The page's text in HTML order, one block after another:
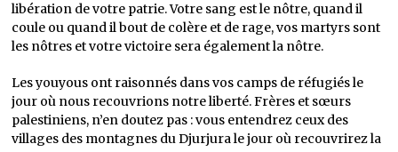
libération de votre patrie. Votre sang est le nôtre, quand il
coule ou quand il bout de colère et de rage, vos martyrs sont
les nôtres et votre victoire sera également la nôtre.
Les youyous ont raisonnés dans vos camps de réfugiés le
jour où nous recouvrions notre liberté. Frères et sœurs
palestiniens, n’en doutez pas : vous entendrez ceux des
villages des montagnes du Djurjura le jour où recouvrirez la